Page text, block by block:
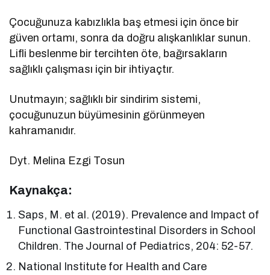
Çocuğunuza kabızlıkla baş etmesi için önce bir
güven ortamı, sonra da doğru alışkanlıklar sunun.
Lifli beslenme bir tercihten öte, bağırsakların
sağlıklı çalışması için bir ihtiyaçtır.
Unutmayın; sağlıklı bir sindirim sistemi,
çocuğunuzun büyümesinin görünmeyen
kahramanıdır.
Dyt. Melina Ezgi Tosun
Kaynakça:
Saps, M. et al. (2019). Prevalence and Impact of
Functional Gastrointestinal Disorders in School
Children. The Journal of Pediatrics, 204: 52-57.
National Institute for Health and Care